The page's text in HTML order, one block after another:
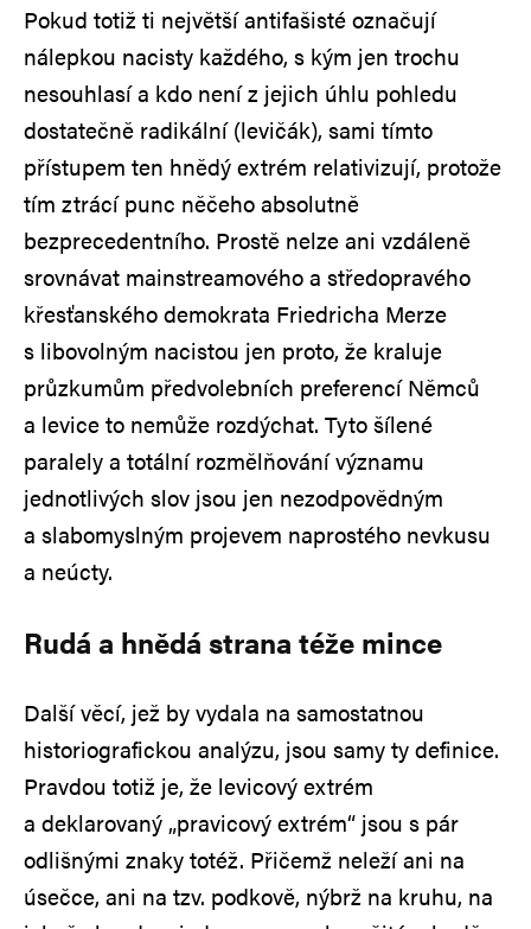
Pokud totiž ti největší antifašisté označují
nálepkou nacisty každého, s kým jen trochu
nesouhlasí a kdo není z jejich úhlu pohledu
dostatečně radikální (levičák), sami tímto
přístupem ten hnědý extrém relativizují, protože
tím ztrácí punc něčeho absolutně
bezprecedentního. Prostě nelze ani vzdáleně
srovnávat mainstreamového a středopravého
křesťanského demokrata Friedricha Merze
s libovolným nacistou jen proto, že kraluje
průzkumům předvolebních preferencí Němců
a levice to nemůže rozdýchat. Tyto šílené
paralely a totální rozmělňování významu
jednotlivých slov jsou jen nezodpovědným
a slabomyslným projevem naprostého nevkusu
a neúcty.
Rudá a hnědá strana téže mince
Další věcí, jež by vydala na samostatnou
historiografickou analýzu, jsou samy ty definice.
Pravdou totiž je, že levicový extrém
a deklarovaný „pravicový extrém“ jsou s pár
odlišnými znaky totéž. Přičemž neleží ani na
úsečce, ani na tzv. podkově, nýbrž na kruhu, na